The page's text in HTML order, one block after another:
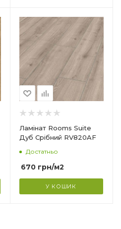
Ламінат Rooms Suite
Дуб Срібний RV820AF
Достатньо
670грн/м2
У КОШИК